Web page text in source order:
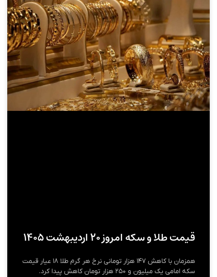
قیمت طلا و سکه امروز ۲۰ اردیبهشت ۱۴۰۵
همزمان با کاهش ۱۴۷ هزار تومانی نرخ هر گرم طلا ۱۸ عیار قیمت
سکه امامی یک میلیون و ۲۵۰ هزار تومان کاهش پیدا کرد.